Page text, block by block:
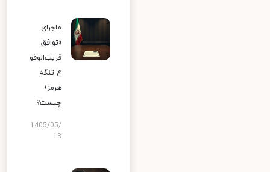
ماجرای
«توافق
قریب‌الوقو
ع تنگه
هرمز»
چیست؟
1405/05/
13